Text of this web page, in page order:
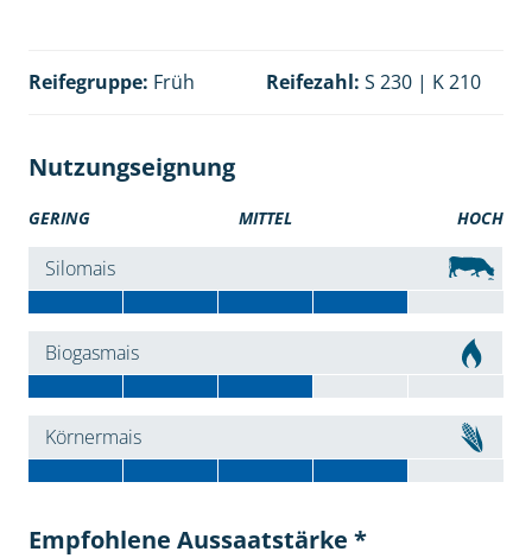
Reifegruppe: Früh Reifezahl: S 230 | K 210
Nutzungseignung
GERING MITTEL HOCH
Silomais
Biogasmais
Körnermais
Empfohlene Aussaatstärke *